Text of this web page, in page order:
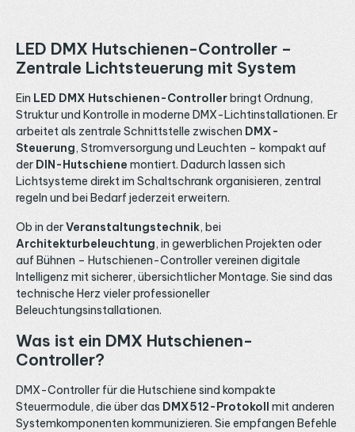
LED DMX Hutschienen-Controller –
Zentrale Lichtsteuerung mit System
Ein LED DMX Hutschienen-Controllerbringt Ordnung,
Struktur und Kontrolle in moderne DMX-Lichtinstallationen. Er
arbeitet als zentrale Schnittstelle zwischen DMX-
Steuerung, Stromversorgung und Leuchten – kompakt auf
der DIN-Hutschiene montiert. Dadurch lassen sich
Lichtsysteme direkt im Schaltschrank organisieren, zentral
regeln und bei Bedarf jederzeit erweitern.
Ob in derVeranstaltungstechnik, bei
Architekturbeleuchtung, in gewerblichen Projekten oder
auf Bühnen – Hutschienen-Controller vereinen digitale
Intelligenz mit sicherer, übersichtlicher Montage. Sie sind das
technische Herz vieler professioneller
Beleuchtungsinstallationen.
Was ist ein DMX Hutschienen-
Controller?
DMX-Controller für die Hutschiene sind kompakte
Steuermodule, die über das DMX512-Protokoll mit anderen
Systemkomponenten kommunizieren. Sie empfangen Befehle